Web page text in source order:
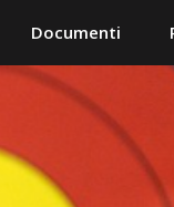
Documenti